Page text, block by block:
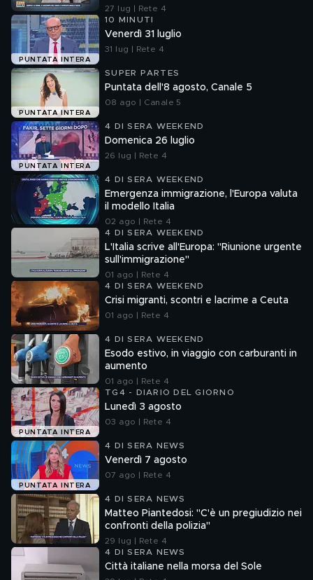
Angela Taccia
27 lug | Rete 4
PUNTATA INTERA
10 MINUTI
Venerdì 31 luglio
31 lug | Rete 4
PUNTATA INTERA
SUPER PARTES
Puntata dell'8 agosto, Canale 5
08 ago | Canale 5
PUNTATA INTERA
4 DI SERA WEEKEND
Domenica 26 luglio
26 lug | Rete 4
4 DI SERA WEEKEND
Emergenza immigrazione, l'Europa valuta
il modello Italia
02 ago | Rete 4
4 DI SERA WEEKEND
L'Italia scrive all'Europa: "Riunione urgente
sull'immigrazione"
01 ago | Rete 4
4 DI SERA WEEKEND
Crisi migranti, scontri e lacrime a Ceuta
01 ago | Rete 4
4 DI SERA WEEKEND
Esodo estivo, in viaggio con carburanti in
aumento
01 ago | Rete 4
PUNTATA INTERA
TG4 - DIARIO DEL GIORNO
Lunedì 3 agosto
03 ago | Rete 4
PUNTATA INTERA
4 DI SERA NEWS
Venerdì 7 agosto
07 ago | Rete 4
4 DI SERA NEWS
Matteo Piantedosi: "C'è un pregiudizio nei
confronti della polizia"
29 lug | Rete 4
4 DI SERA NEWS
Città italiane nella morsa del Sole